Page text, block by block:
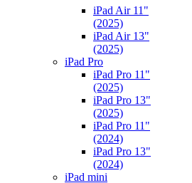
iPad Air 11"
(2025)
iPad Air 13"
(2025)
iPad Pro
iPad Pro 11"
(2025)
iPad Pro 13"
(2025)
iPad Pro 11"
(2024)
iPad Pro 13"
(2024)
iPad mini